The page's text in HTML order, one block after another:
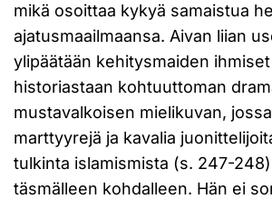
mikä osoittaa kykyä samaistua
ajatusmaailmaansa. Aivan liian
ylipäätään kehitysmaiden
historiastaan kohtuuttoman
mustavalkoisen mielikuvan,
marttyyrejä ja kavalia
tulkinta islamismista (s. 247-
täsmälleen kohdalleen. Hän ei